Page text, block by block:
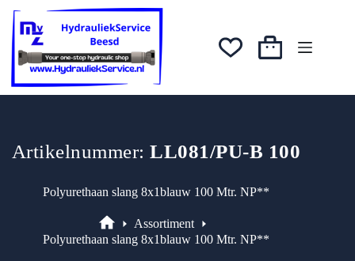
naar
inhoud
Winkelwagen
Artikelnummer:LL081/PU-B 100
Polyurethaan slang 8x1blauw 100 Mtr. NP**
Assortiment
Assortiment
Polyurethaan slang 8x1blauw 100 Mtr. NP**